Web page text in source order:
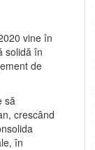
vine în
solidă în
de
să
crescând
în